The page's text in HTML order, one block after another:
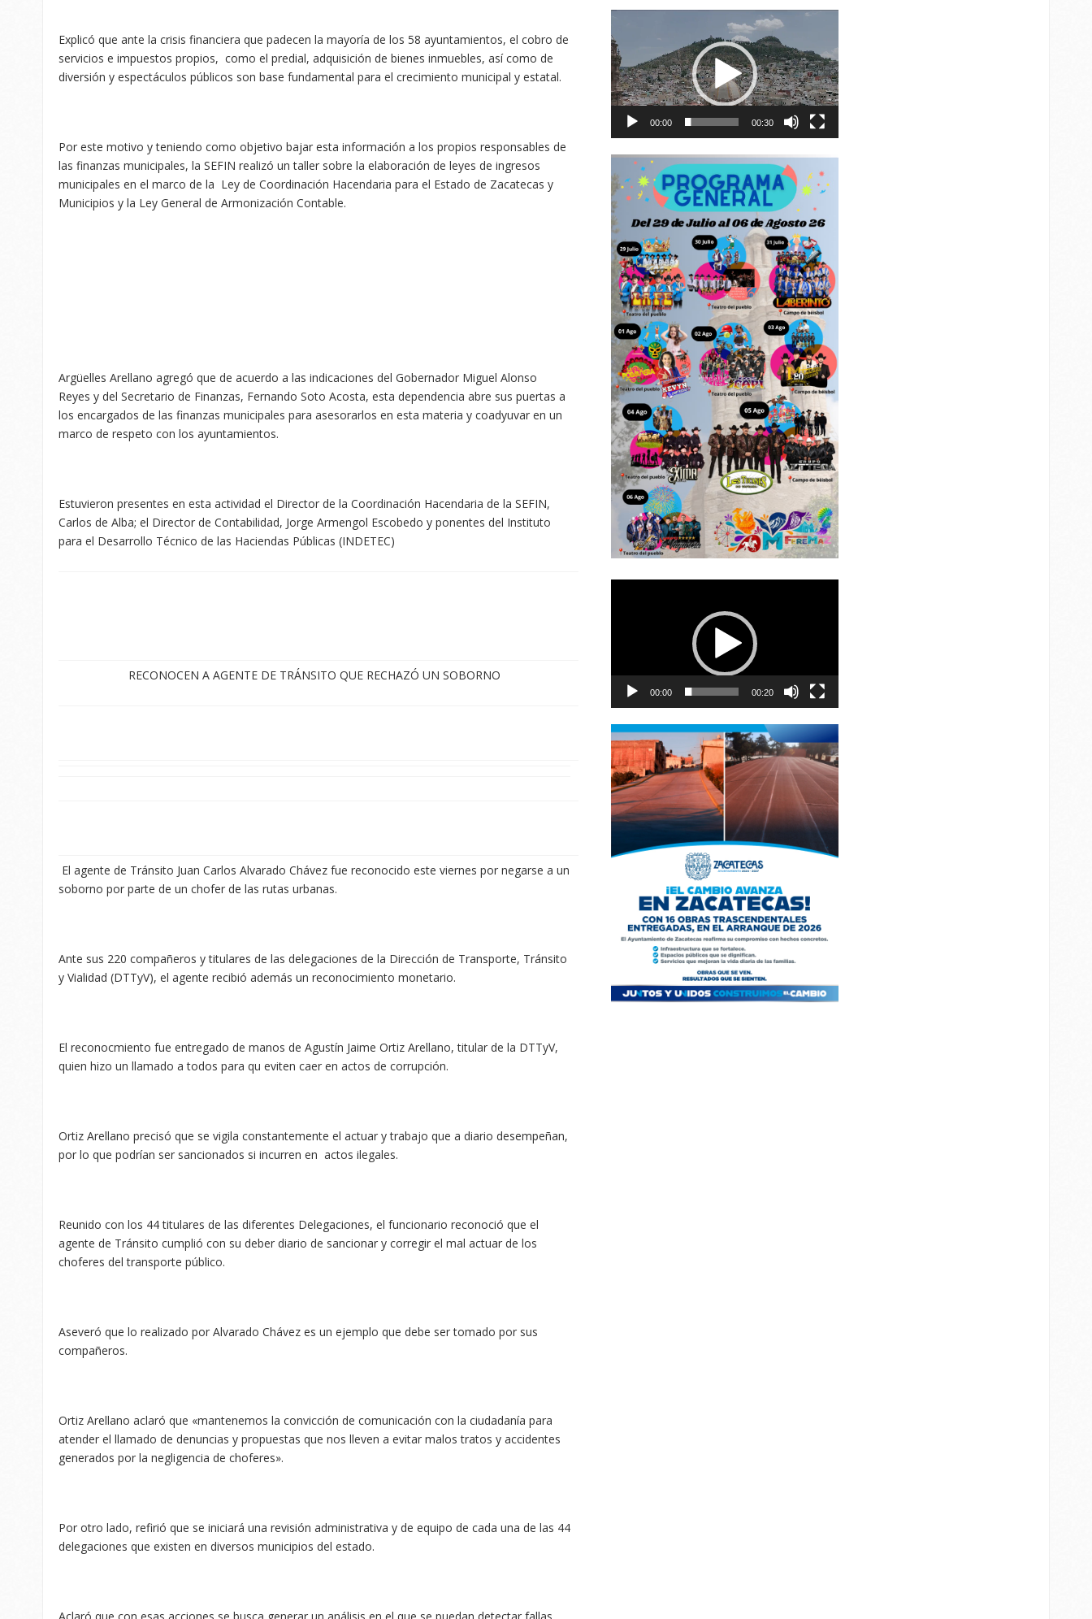
Explicó que ante la crisis financiera que padecen la mayoría de los 58 ayuntamientos, el cobro de
servicios e impuestos propios, como el predial, adquisición de bienes inmuebles, así como de
diversión y espectáculos públicos son base fundamental para el crecimiento municipal y estatal.
Por este motivo y teniendo como objetivo bajar esta información a los propios responsables de
las finanzas municipales, la SEFIN realizó un taller sobre la elaboración de leyes de ingresos
municipales en el marco de la Ley de Coordinación Hacendaria para el Estado de Zacatecas y
Municipios y la Ley General de Armonización Contable.
Argüelles Arellano agregó que de acuerdo a las indicaciones del Gobernador Miguel Alonso
Reyes y del Secretario de Finanzas, Fernando Soto Acosta, esta dependencia abre sus puertas a
los encargados de las finanzas municipales para asesorarlos en esta materia y coadyuvar en un
marco de respeto con los ayuntamientos.
Estuvieron presentes en esta actividad el Director de la Coordinación Hacendaria de la SEFIN,
Carlos de Alba; el Director de Contabilidad, Jorge Armengol Escobedo y ponentes del Instituto
para el Desarrollo Técnico de las Haciendas Públicas (INDETEC)
RECONOCEN A AGENTE DE TRÁNSITO QUE RECHAZÓ UN SOBORNO
El agente de Tránsito Juan Carlos Alvarado Chávez fue reconocido este viernes por negarse a un
soborno por parte de un chofer de las rutas urbanas.
Ante sus 220 compañeros y titulares de las delegaciones de la Dirección de Transporte, Tránsito
y Vialidad (DTTyV), el agente recibió además un reconocimiento monetario.
El reconocmiento fue entregado de manos de Agustín Jaime Ortiz Arellano, titular de la DTTyV,
quien hizo un llamado a todos para qu eviten caer en actos de corrupción.
Ortiz Arellano precisó que se vigila constantemente el actuar y trabajo que a diario desempeñan,
por lo que podrían ser sancionados si incurren en actos ilegales.
Reunido con los 44 titulares de las diferentes Delegaciones, el funcionario reconoció que el
agente de Tránsito cumplió con su deber diario de sancionar y corregir el mal actuar de los
choferes del transporte público.
Aseveró que lo realizado por Alvarado Chávez es un ejemplo que debe ser tomado por sus
compañeros.
Ortiz Arellano aclaró que «mantenemos la convicción de comunicación con la ciudadanía para
atender el llamado de denuncias y propuestas que nos lleven a evitar malos tratos y accidentes
generados por la negligencia de choferes».
Por otro lado, refirió que se iniciará una revisión administrativa y de equipo de cada una de las 44
delegaciones que existen en diversos municipios del estado.
de
vídeo
00:00 00:30
00:00 00:20